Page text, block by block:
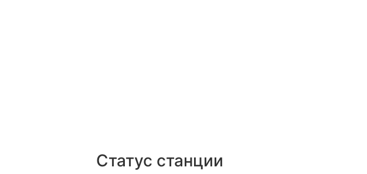
Статус станции